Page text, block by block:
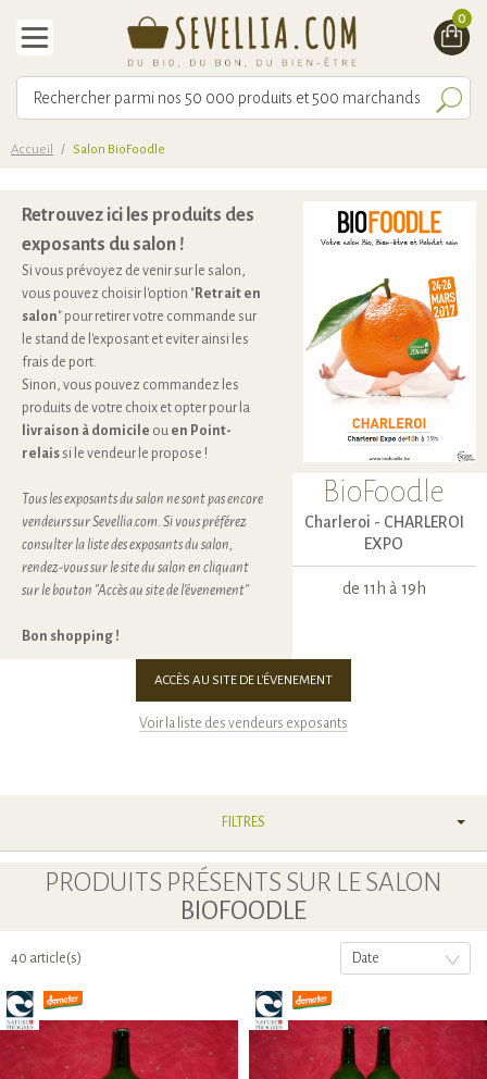
0
Accueil / Salon BioFoodle
Retrouvez ici les produits des
exposants du salon !
Si vous prévoyez de venir sur le salon,
vous pouvez choisir l'option "Retrait en
salon" pour retirer votre commande sur
le stand de l'exposant et eviter ainsi les
frais de port.
Sinon, vous pouvez commandez les
produits de votre choix et opter pour la
livraison à domicile ou en Point-
relais si le vendeur le propose !
Tous les exposants du salon ne sont pas encore
vendeurs sur Sevellia.com. Si vous préférez
consulter la liste des exposants du salon,
rendez-vous sur le site du salon en cliquant
sur le bouton "Accès au site de l'évenement"
Bon shopping !
BioFoodle
Charleroi - CHARLEROI
EXPO
de 11h à 19h
ACCÈS AU SITE DE L'ÉVENEMENT
Voir la liste des vendeurs exposants
FILTRES
PRODUITS PRÉSENTS SUR LE SALON
BIOFOODLE
40 article(s) Date